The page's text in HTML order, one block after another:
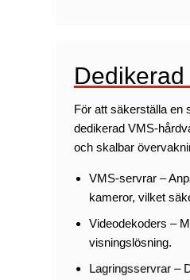
För att säkerställa en
dedikerad VMS-
och skalbar
VMS-servrar –
kameror, vilket
Videodekoders –
visningslösning.
Lagringsservrar –